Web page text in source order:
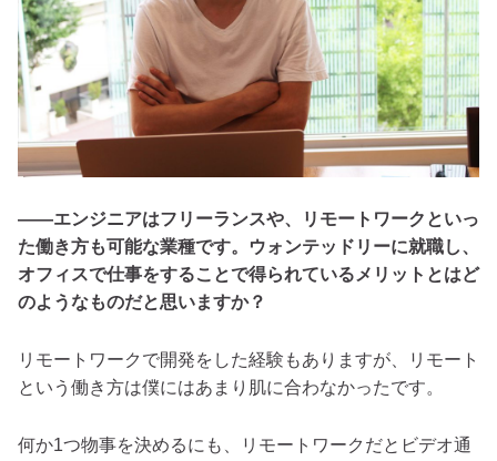
――エンジニアはフリーランスや、リモートワークといっ
た働き方も可能な業種です。ウォンテッドリーに就職し、
オフィスで仕事をすることで得られているメリットとはど
のようなものだと思いますか？
リモートワークで開発をした経験もありますが、リモート
という働き方は僕にはあまり肌に合わなかったです。
何か1つ物事を決めるにも、リモートワークだとビデオ通